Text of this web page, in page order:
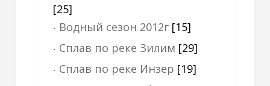
[25]
Водный сезон 2012г [15]
Сплав по реке Зилим [29]
Сплав по реке Инзер [19]